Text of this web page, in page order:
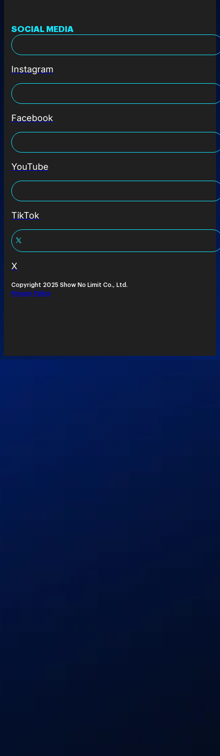
SOCIAL MEDIA
Instagram
Facebook
YouTube
TikTok
X
Copyright 2025 Show No Limit Co., Ltd.
Privacy Policy